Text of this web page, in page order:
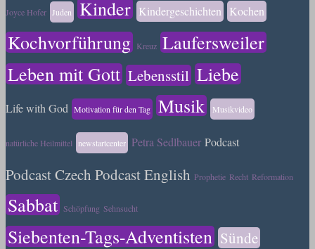
Joyce Hofer Juden Kinder Kindergeschichten Kochen
Kochvorführung Kreuz Laufersweiler
Leben mit Gott Lebensstil Liebe
Life with God Motivation für den Tag Musik Musikvideo
natürliche Heilmittel newstartcenter Petra Sedlbauer Podcast
Podcast Czech Podcast English Prophetie Recht Reformation
Sabbat Schöpfung Sehnsucht
Siebenten-Tags-Adventisten Sünde